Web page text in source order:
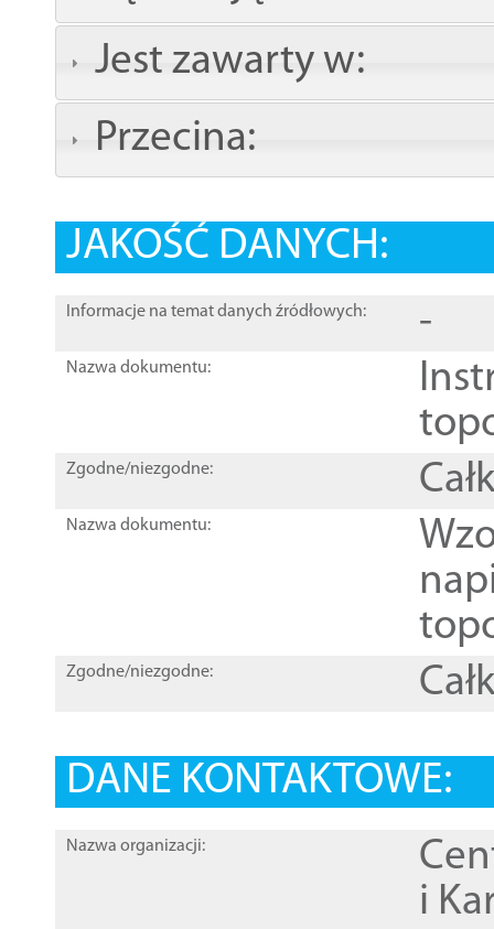
Jest zawarty w:
Przecina:
JAKOŚĆ DANYCH:
Informacje na temat danych źródłowych: -
Nazwa dokumentu:
Zgodne/niezgodne:
Nazwa dokumentu:
Zgodne/niezgodne:
DANE KONTAKTOWE:
Nazwa organizacji:
i